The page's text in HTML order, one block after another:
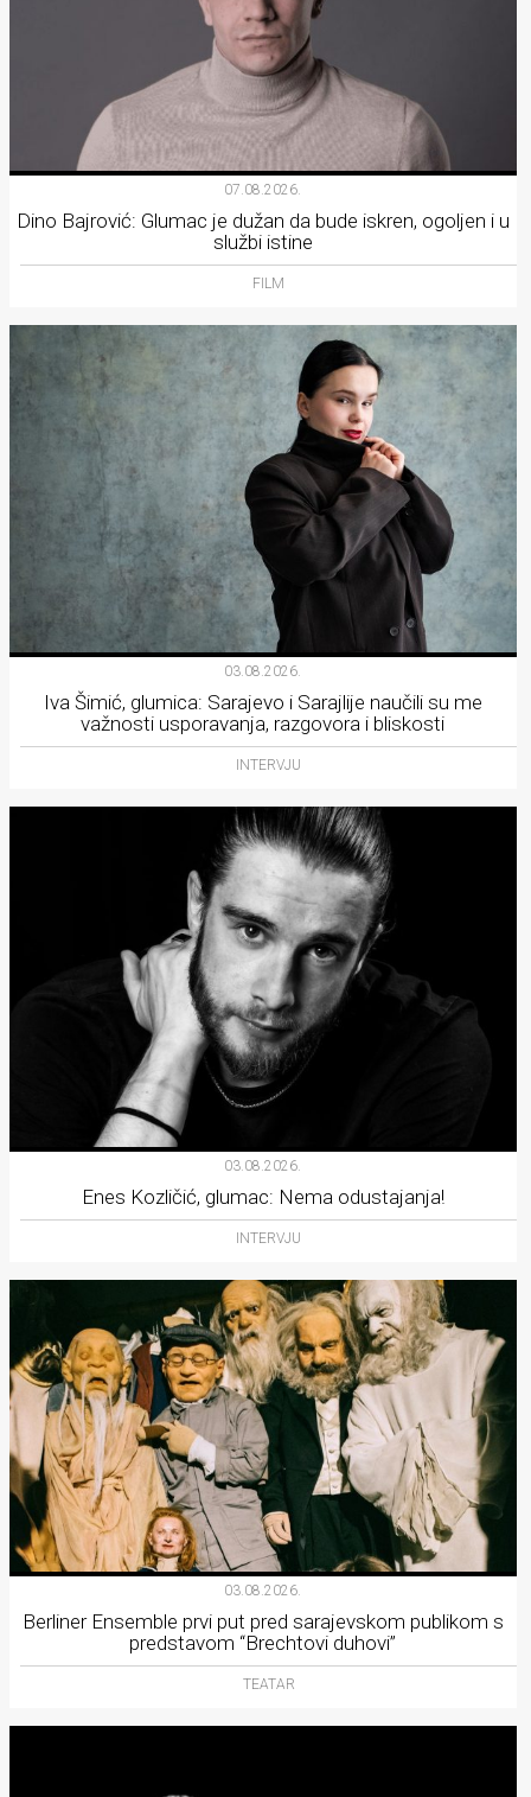
07.08.2026.
Dino Bajrović: Glumac je dužan da bude iskren, ogoljen i u
službi istine
FILM
03.08.2026.
Iva Šimić, glumica: Sarajevo i Sarajlije naučili su me
važnosti usporavanja, razgovora i bliskosti
INTERVJU
03.08.2026.
Enes Kozličić, glumac: Nema odustajanja!
INTERVJU
03.08.2026.
Berliner Ensemble prvi put pred sarajevskom publikom s
predstavom “Brechtovi duhovi”
TEATAR